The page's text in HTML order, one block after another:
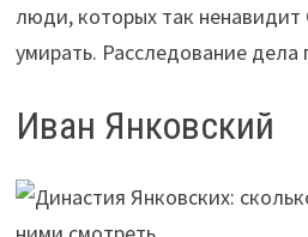
люди, которых так
умирать. Расследование
Иван Янковский